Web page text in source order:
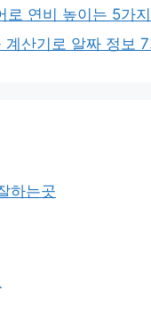
로 연비 높이는 5가
계산기로 알짜 정보 7
하는곳